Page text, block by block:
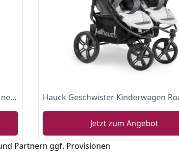
Joovy Scooter X2 Doppel-Kinderwagen, nebeneinander Kinderwagen, Kinderwagen für Zwillinge, großer Ablagekorb, rot, 8071
Jetzt zum Angebot
Partnern ggf. Provisionen